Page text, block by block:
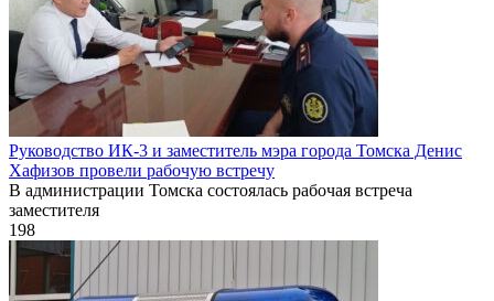
Руководство ИК-3 и заместитель мэра города Томска Денис
Хафизов провели рабочую встречу
В администрации Томска состоялась рабочая встреча
заместителя
198